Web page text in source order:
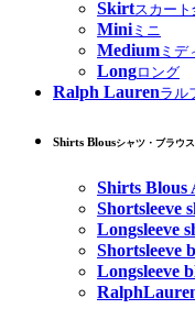
Skirtスカート
Miniミニ
Medium ミデ
Longロング
Ralph Laurenラル
Shirts Blousシャツ・ブラウス
Shirts Blous
Shortsleeve
Longsleeve
Shortsleeve
Longsleeve